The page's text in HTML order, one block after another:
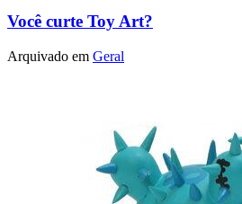
Você curte Toy Art?
Arquivado em Geral